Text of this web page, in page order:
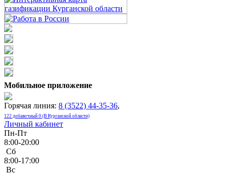
Мобильное приложение
Горячая линия: 8 (3522) 44-35-36,
122 добавочный 0 (В Курганской области)
Личный кабинет
Пн-Пт
8:00-20:00
Сб
8:00-17:00
Bc